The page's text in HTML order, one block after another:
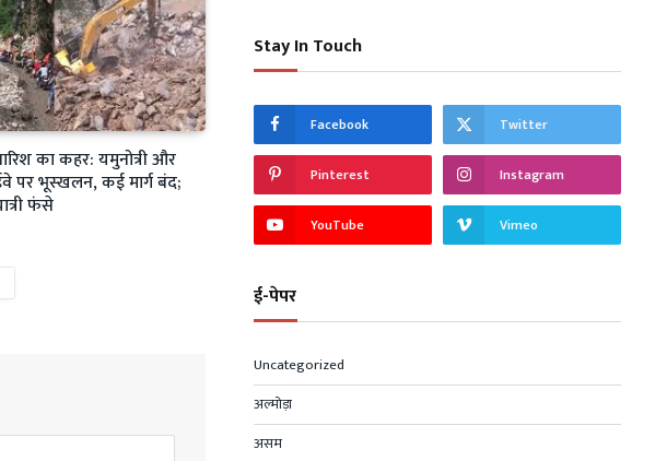
का कहर: यमुनोत्री और
पर भूस्खलन, कई मार्ग बंद;
फंसे
Stay In Touch
Facebook Twitter
Pinterest Instagram
YouTube Vimeo
ई-पेपर
Uncategorized
अल्मोड़ा
असम